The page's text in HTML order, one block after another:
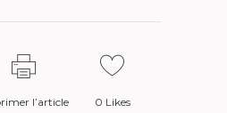
l’article 0 Likes